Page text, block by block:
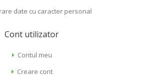
date cu caracter personal
Cont utilizator
Contul meu
Creare cont